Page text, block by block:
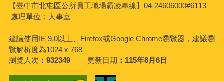
【臺中市北屯區公所員工職場霸凌專線】04-24606000#6113
處理單位：人事室
建議使用IE 9.0以上、Firefox或Google Chrome瀏覽器，建議瀏
覽解析度為1024 x 768
瀏覽人次
932349 更新日期 115年8月6日